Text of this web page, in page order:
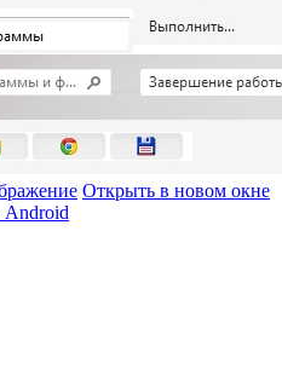
Открыть в новом окне